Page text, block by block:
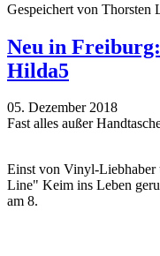
Gespeichert von Thorsten
Neu in
Hilda5
05. Dezember 2018
Fast alles außer
Einst von Vinyl-Liebhaber
Line" Keim ins Leben
am 8.